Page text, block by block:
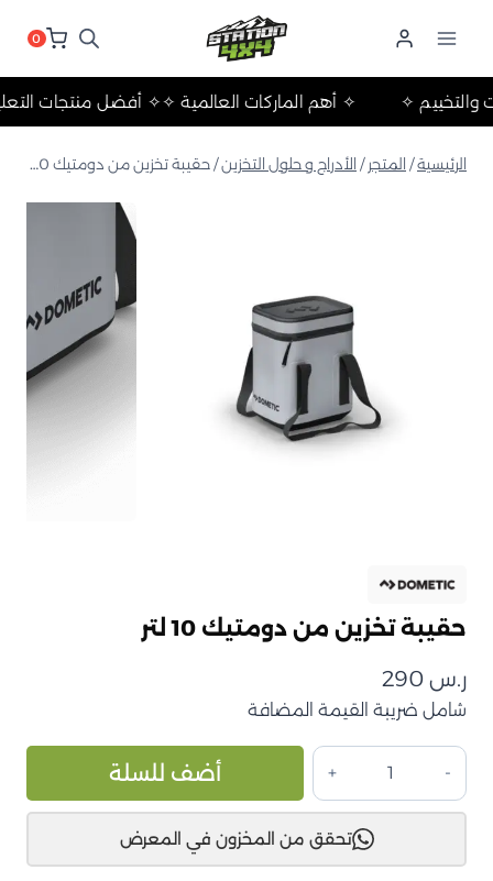
0
✧ أفضل✧ أهم الماركات العالمية ✧ والتخييم ✧
الرئيسية/ المتجر / الأدراج و حلول التخزين/ حقيبة تخزين من دومتيك 10 لتر
حقيبة تخزين من دومتيك 10 لتر
ر.س
شامل ضريبة القيمة المضافة
كمية
حقيبة
تخزين
دومتيك
أضف للسلة
تحقق من المخزون في المعرض